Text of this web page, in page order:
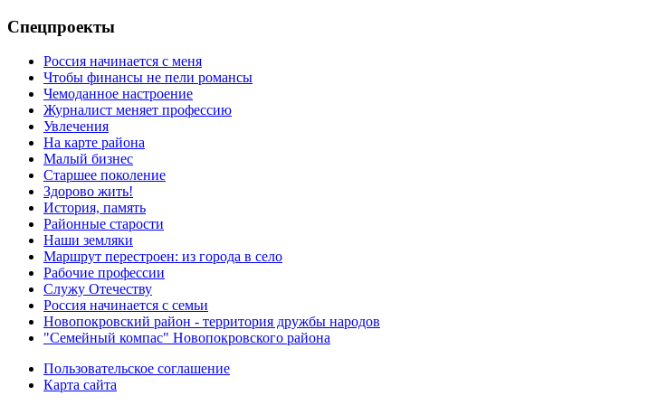
Спецпроекты
Россия начинается с меня
Чтобы финансы не пели романсы
Чемоданное настроение
Журналист меняет профессию
Увлечения
На карте района
Малый бизнес
Старшее поколение
Здорово жить!
История, память
Районные старости
Наши земляки
Маршрут перестроен: из города в село
Рабочие профессии
Служу Отечеству
Россия начинается с семьи
Новопокровский район - территория дружбы народов
"Семейный компас" Новопокровского района
Пользовательское соглашение
Карта сайта